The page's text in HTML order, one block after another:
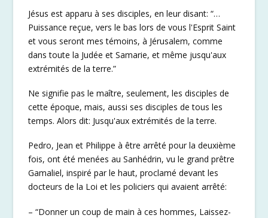
Jésus est apparu à ses disciples, en leur disant: “…
Puissance reçue, vers le bas lors de vous l'Esprit Saint
et vous seront mes témoins, à Jérusalem, comme
dans toute la Judée et Samarie, et même jusqu'aux
extrémités de la terre.”
Ne signifie pas le maître, seulement, les disciples de
cette époque, mais, aussi ses disciples de tous les
temps. Alors dit: Jusqu'aux extrémités de la terre.
Pedro, Jean et Philippe à être arrêté pour la deuxième
fois, ont été menées au Sanhédrin, vu le grand prêtre
Gamaliel, inspiré par le haut, proclamé devant les
docteurs de la Loi et les policiers qui avaient arrêté:
– “Donner un coup de main à ces hommes, Laissez-